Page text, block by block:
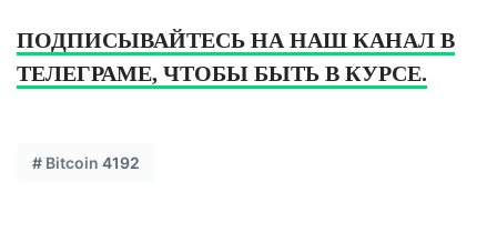
ПОДПИСЫВАЙТЕСЬ НА НАШ КАНАЛ В
ТЕЛЕГРАМЕ, ЧТОБЫ БЫТЬ В КУРСЕ.
# Bitcoin 4192